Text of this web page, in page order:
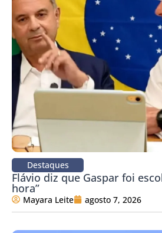
Destaques
Flávio diz que Gaspar foi
hora”
Mayara Leite agosto 7, 2026